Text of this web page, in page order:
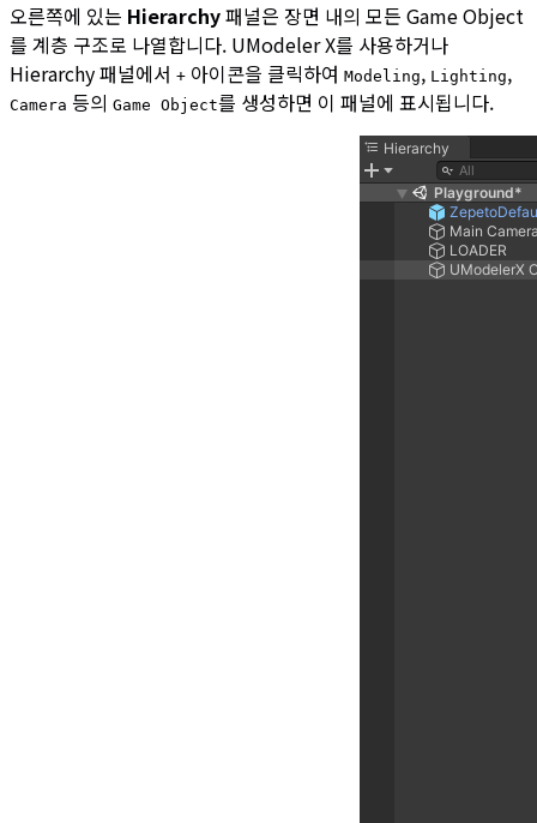
오른쪽에 있는 Hierarchy패널은 장면 내의 모든 Game Object
를 계층 구조로 나열합니다. UModeler X를 사용하거나
Hierarchy 패널에서 + 아이콘을 클릭하여 Modeling, Lighting,
Camera 등의 Game Object를 생성하면 이 패널에 표시됩니다.